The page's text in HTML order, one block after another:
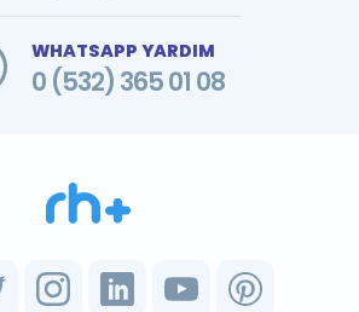
WHATSAPP YARDIM
0 (532) 365 01 08